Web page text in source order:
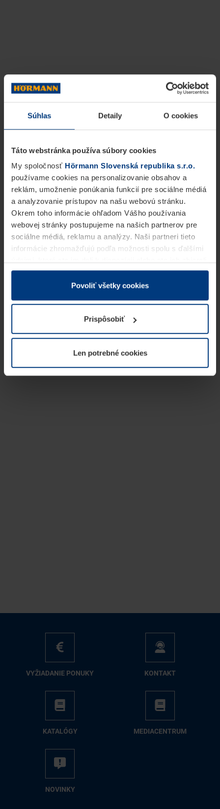
Súhlas Detaily O cookies
Táto webstránka používa súbory cookies
My spoločnosť Hörmann Slovenská republika s.r.o.
používame cookies na personalizovanie obsahov a
reklám, umožnenie ponúkania funkcií pre sociálne médiá
a analyzovanie prístupov na našu webovú stránku.
Okrem toho informácie ohľadom Vášho používania
webovej stránky postupujeme na našich partnerov pre
sociálne médiá, reklamu a analýzy. Naši partneri tieto
informácie zhromažďujú podľa možnosti spolu s ďalšími
v rámci Vášho využívania služieb.
Z právneho hľadiska môžeme cookies ukladať na Vašom
prevádzku tejto stránky. Pre všetky ostatné typy cookie
potrebujeme Vaše povolenie. Vaše povolenie môžete
kedykoľvek zmeniť alebo odvolať vo vysvetlení cookie
našej webovej stránky.
Povoliť všetky cookies
Prispôsobiť
Len potrebné cookies
VY­ŽIA­DA­NIE PO­NU­KY KON­TAKT
KA­TA­LÓ­GY ME­DIA­CEN­TRUM
NO­VIN­KY